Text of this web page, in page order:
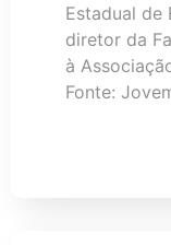
Estadual de
diretor da
à
Fonte: